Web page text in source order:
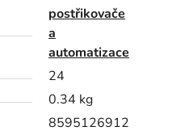
postřikovače
a
automatizace
24
0.34 kg
8595126912